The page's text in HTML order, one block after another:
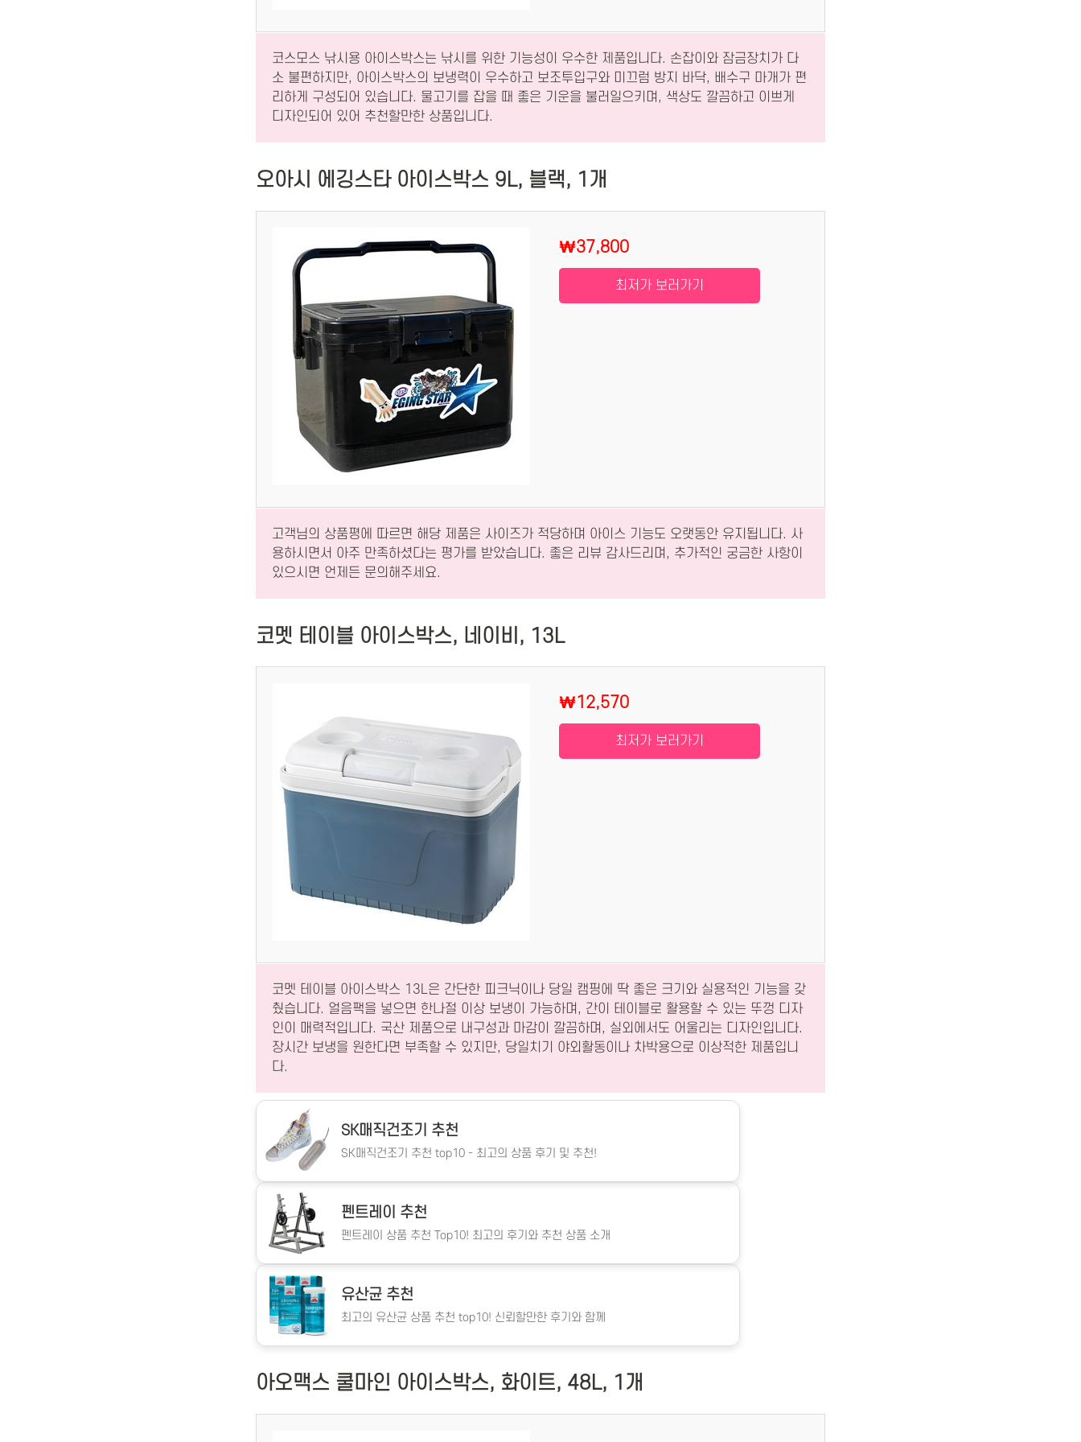
코스모스 낚시용 아이스박스는 낚시를 위한 기능성이 우수한 제품입니다. 손잡이와 잠금장치가 다
소 불편하지만, 아이스박스의 보냉력이 우수하고 보조투입구와 미끄럼 방지 바닥, 배수구 마개가 편
리하게 구성되어 있습니다. 물고기를 잡을 때 좋은 기운을 불러일으키며, 색상도 깔끔하고 이쁘게
디자인되어 있어 추천할만한 상품입니다.
오아시 에깅스타 아이스박스 9L, 블랙, 1개
₩37,800
최저가 보러가기
고객님의 상품평에 따르면 해당 제품은 사이즈가 적당하며 아이스 기능도 오랫동안 유지됩니다. 사
용하시면서 아주 만족하셨다는 평가를 받았습니다. 좋은 리뷰 감사드리며, 추가적인 궁금한 사항이
있으시면 언제든 문의해주세요.
코멧 테이블 아이스박스, 네이비, 13L
₩12,570
최저가 보러가기
코멧 테이블 아이스박스 13L은 간단한 피크닉이나 당일 캠핑에 딱 좋은 크기와 실용적인 기능을 갖
췄습니다. 얼음팩을 넣으면 한나절 이상 보냉이 가능하며, 간이 테이블로 활용할 수 있는 뚜껑 디자
인이 매력적입니다. 국산 제품으로 내구성과 마감이 깔끔하며, 실외에서도 어울리는 디자인입니다.
장시간 보냉을 원한다면 부족할 수 있지만, 당일치기 야외활동이나 차박용으로 이상적한 제품입니
다.
SK매직건조기 추천
SK매직건조기 추천 top10 - 최고의 상품 후기 및 추천!
펜트레이 추천
펜트레이 상품 추천 Top10! 최고의 후기와 추천 상품 소개
유산균 추천
최고의 유산균 상품 추천 top10! 신뢰할만한 후기와 함께
아오맥스 쿨마인 아이스박스, 화이트, 48L, 1개